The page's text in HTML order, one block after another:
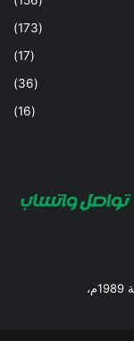
(173)
(17)
(36)
(16)